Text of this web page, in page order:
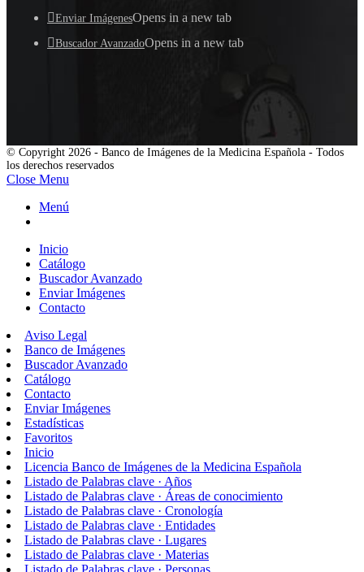
Enviar ImágenesOpens in a new tab
Buscador AvanzadoOpens in a new tab
© Copyright 2026 - Banco de Imágenes de la Medicina Española - Todos
los derechos reservados
Close Menu
Menú
Inicio
Catálogo
Buscador Avanzado
Enviar Imágenes
Contacto
Aviso Legal
Banco de Imágenes
Buscador Avanzado
Catálogo
Contacto
Enviar Imágenes
Estadísticas
Favoritos
Inicio
Licencia Banco de Imágenes de la Medicina Española
Listado de Palabras clave · Años
Listado de Palabras clave · Áreas de conocimiento
Listado de Palabras clave · Cronología
Listado de Palabras clave · Entidades
Listado de Palabras clave · Lugares
Listado de Palabras clave · Materias
Listado de Palabras clave · Personas